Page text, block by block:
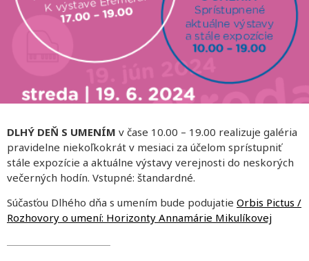
DLHÝ DEŇ S UMENÍM v čase 10.00 – 19.00 realizuje galéria
pravidelne niekoľkokrát v mesiaci za účelom sprístupniť
stále expozície a aktuálne výstavy verejnosti do neskorých
večerných hodín. Vstupné: štandardné.
Súčasťou Dlhého dňa s umením bude podujatie Orbis Pictus /
Rozhovory o umení: Horizonty Annamárie Mikulíkovej